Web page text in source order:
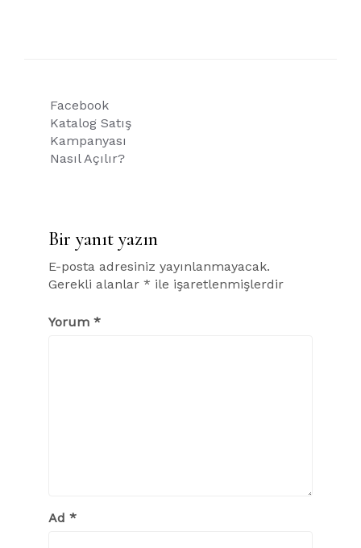
Yazı
gezinmesi
Facebook
Katalog Satış
Kampanyası
Nasıl Açılır?
Bir yanıt yazın
E-posta adresiniz yayınlanmayacak.
Gerekli alanlar * ile işaretlenmişlerdir
Yorum *
Ad *